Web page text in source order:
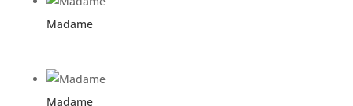
Madame
Madame